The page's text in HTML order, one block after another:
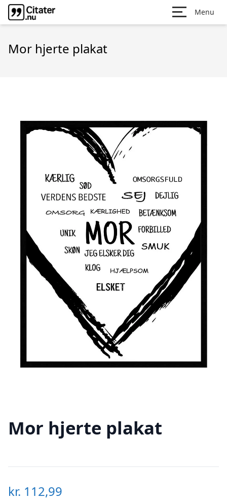
Menu
Mor hjerte plakat
Mor hjerte plakat
kr. 112,99